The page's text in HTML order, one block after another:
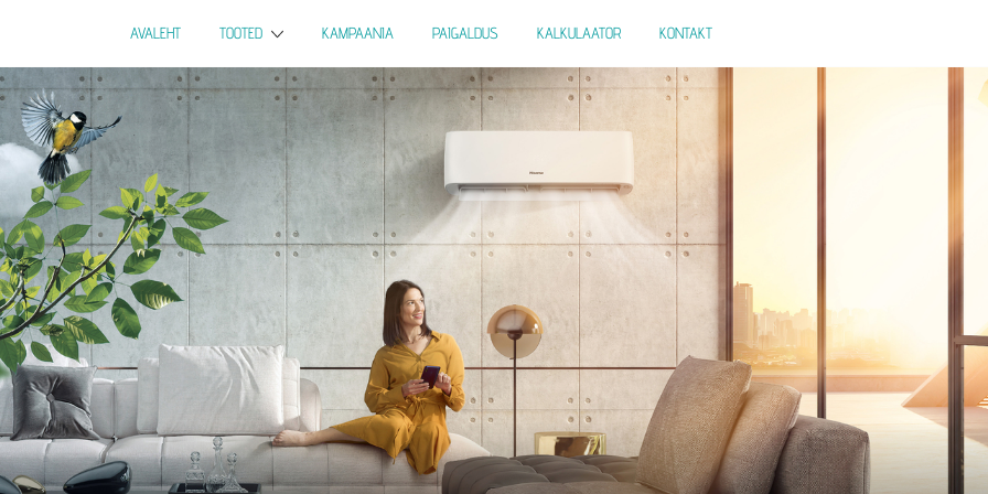
AVALEHT TOOTED KAMPAANIA PAIGALDUS KALKULAATOR KONTAKT